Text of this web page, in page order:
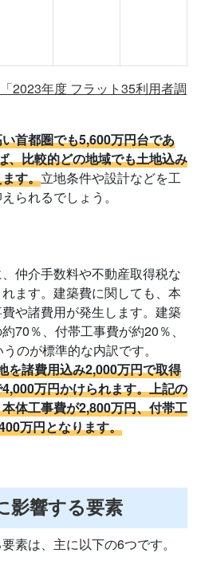
2023年度 フラット35利用者調
首都圏でも5,600万円台であ
、比較的どの地域でも土地込み
す。立地条件や設計などを工
られるでしょう。
仲介手数料や不動産取得税な
ます。建築費に関しても、本
や諸費用が発生します。建築
70％、付帯工事費が約20％、
のが標準的な内訳です。
を諸費用込み2,000万円で取得
万円かけられます。上記の
体工事費が2,800万円、付帯工
万円となります。
影響する要素
素は、主に以下の6つです。